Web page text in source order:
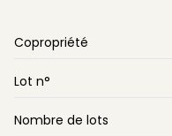
2ème étage
Copropriété
Lot n°
Nombre de lots